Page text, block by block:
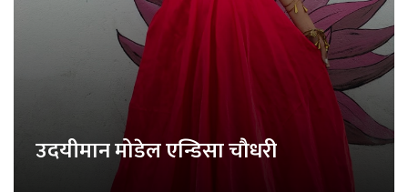
उदयीमान मोडेल एन्डिसा चौधरी